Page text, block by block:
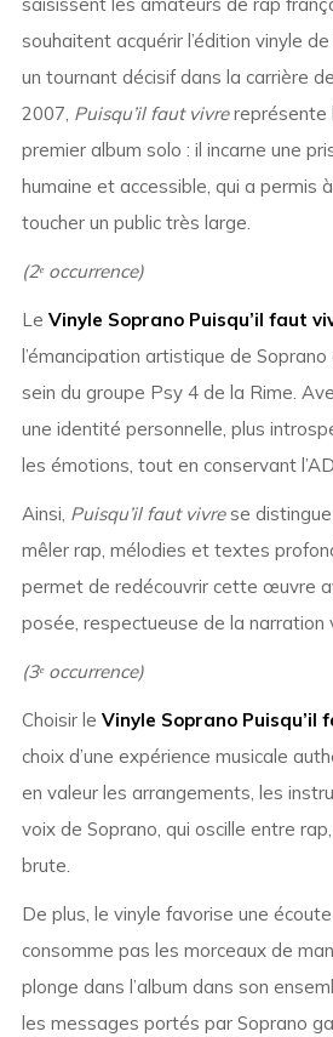
souhaitent acquérir l’édition vinyle
un tournant décisif dans la carrière
2007, Puisqu’il faut vivrereprésente
premier album solo : il incarne une
humaine et accessible, qui a permis
toucher un public très large.
(2ᵉ occurrence)
Le Vinyle Soprano Puisqu’il faut
l’émancipation artistique de
sein du groupe Psy 4 de la Rime.
une identité personnelle, plus
les émotions, tout en conservant
Ainsi, Puisqu’il faut vivrese
mêler rap, mélodies et textes
permet de redécouvrir cette œuvre
posée, respectueuse de la narration
(3ᵉ occurrence)
Choisir le Vinyle Soprano Puisqu’il
choix d’une expérience musicale
en valeur les arrangements, les
voix de Soprano, qui oscille entre
brute.
De plus, le vinyle favorise une
consomme pas les morceaux de
plonge dans l’album dans son
les messages portés par Soprano